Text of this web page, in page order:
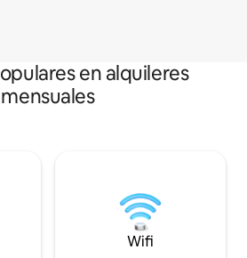
en alquileres
mensuales
Wifi